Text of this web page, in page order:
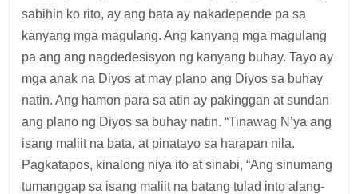
sabihin ko rito, ay ang bata ay nakadepende pa sa
kanyang mga magulang. Ang kanyang mga magulang
pa ang ang nagdedesisyon ng kanyang buhay. Tayo ay
mga anak na Diyos at may plano ang Diyos sa buhay
natin. Ang hamon para sa atin ay pakinggan at sundan
ang plano ng Diyos sa buhay natin. “Tinawag N’ya ang
isang maliit na bata, at pinatayo sa harapan nila.
Pagkatapos, kinalong niya ito at sinabi, “Ang sinumang
tumanggap sa isang maliit na batang tulad into alang-